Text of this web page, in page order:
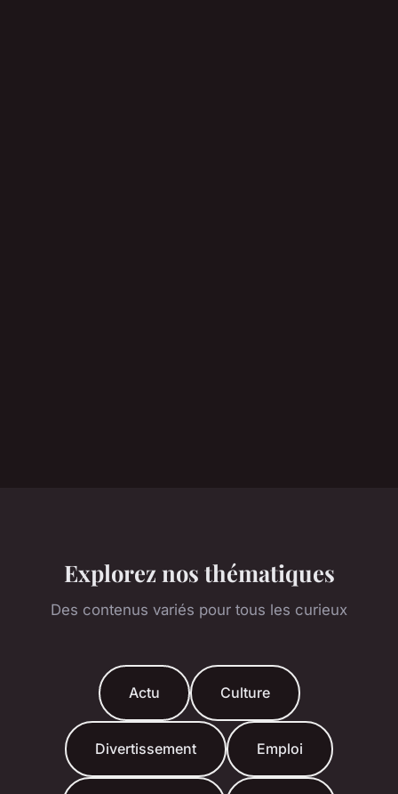
Explorez nos thématiques
Des contenus variés pour tous les curieux
Actu Culture
Divertissement Emploi